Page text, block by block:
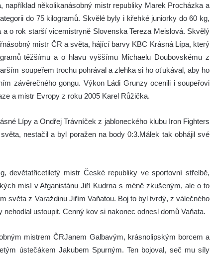
například několikanásobný mistr republiky Marek Procházka a
do 75 kilogramů. Skvělé byly i křehké juniorky do 60 kg,
o rok starší vicemistryně Slovenska Tereza Meislová. Skvělý
mistr ČR a světa, hájící barvy KBC Krásná Lípa, který
těžšímu a o hlavu vyššímu Michaelu Doubovskému z
soupeřem trochu pohrával a zlehka si ho oťukával, aby ho
závěrečného gongu. Výkon Ládi Grunzy ocenili i soupeřovi
a mistr Evropy z roku 2005 Karel Růžička.
Lípy a Ondřej Trávníček z jabloneckého klubu Iron Fighters
nestačil a byl poražen na body 0:3.Málek tak obhájil své
devětatřicetiletý mistr České republiky ve sportovní střelbě,
misí v Afganistánu Jiří Kudrna s méně zkušeným, ale o to
z Varaždinu Jiřím Vaňatou. Boj to byl tvrdý, z válečného
ustoupit. Cenný kov si nakonec odnesl domů Vaňata.
mistrem ČRJanem Galbavým, krásnolipským borcem a
ústečákem Jakubem Spurným. Ten bojoval, seč mu síly